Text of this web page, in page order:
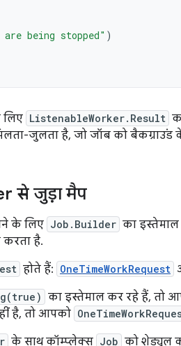
are being stopped" )
ListenableWorker.Result
जुलता है, जो जॉब को बैकग्राउंड
से जुड़ा मैप
के लिए Job.Builder का
करता है.
होते हैं: OneTimeWorkRequest
का इस्तेमाल कर रहे हैं, तो
है, तो आपको
के साथ कॉम्प्लेक्स Job को शेड्यूल